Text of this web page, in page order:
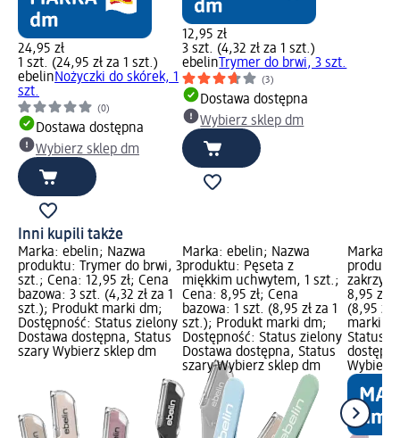
24,95 zł
1 szt. (24,95 zł za 1 szt.)
ebelinNożyczki do skórek, 1
szt.
(0)
Dostawa dostępna
Wybierz sklep dm
12,95 zł
3 szt. (4,32 zł za 1 szt.)
ebelin Trymer do brwi, 3 szt.
(3)
Dostawa dostępna
Wybierz sklep dm
Inni kupili także
Marka: ebelin; Nazwa
produktu: Trymer do brwi, 3
szt.; Cena: 12,95 zł; Cena
bazowa: 3 szt. (4,32 zł za 1
szt.); Produkt marki dm;
Dostępność: Status zielony
Dostawa dostępna, Status
szary Wybierz sklep dm
Marka: ebelin; Nazwa
produktu: Pęseta z
miękkim uchwytem, 1 szt.;
Cena: 8,95 zł; Cena
bazowa: 1 szt. (8,95 zł za 1
szt.); Produkt marki dm;
Dostępność: Status zielony
Dostawa dostępna, Status
szary Wybierz sklep dm
Marka:
8,95 zł;
(8,95 zł
marki
Status
Wybierz